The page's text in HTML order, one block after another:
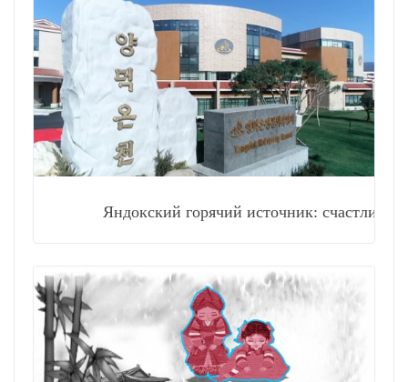
Яндокский горячий источник: счастливые